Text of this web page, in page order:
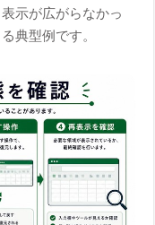
示が広がらなかっ
典型例です。